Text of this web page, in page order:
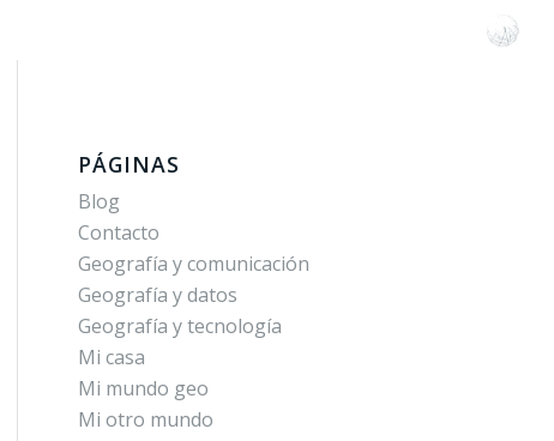
PÁGINAS
Blog
Contacto
Geografía y comunicación
Geografía y datos
Geografía y tecnología
Mi casa
Mi mundo geo
Mi otro mundo